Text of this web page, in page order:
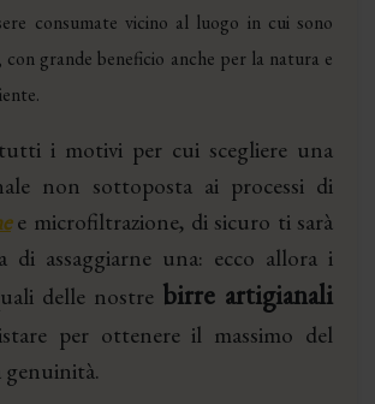
consumate vicino al luogo in cui sono
con grande beneficio anche per la natura e
i motivi per cui scegliere una
non sottoposta ai processi di
e microfiltrazione, di sicuro ti sarà
di assaggiarne una: ecco allora i
delle nostre birre artigianali
per ottenere il massimo del
genuinità.